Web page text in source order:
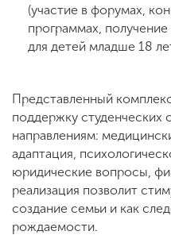
Приемная
комиссия
(участие в форумах,
программах,
для детей младше 18
Представленный
поддержку студенческих
направлениям:
адаптация,
юридические вопросы,
реализация позволит
создание семьи и как
рождаемости.